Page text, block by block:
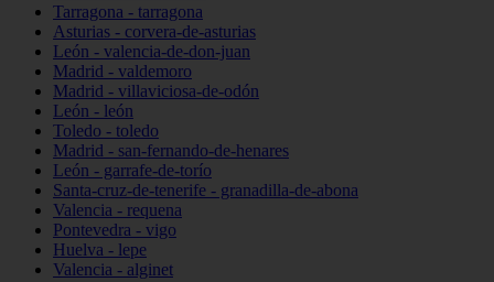
Tarragona - tarragona
Asturias - corvera-de-asturias
León - valencia-de-don-juan
Madrid - valdemoro
Madrid - villaviciosa-de-odón
León - león
Toledo - toledo
Madrid - san-fernando-de-henares
León - garrafe-de-torío
Santa-cruz-de-tenerife - granadilla-de-abona
Valencia - requena
Pontevedra - vigo
Huelva - lepe
Valencia - alginet